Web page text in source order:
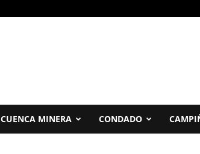
CUENCA MINERA CONDADO